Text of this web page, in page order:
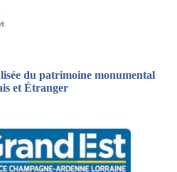
du patrimoine monumental
et Étranger